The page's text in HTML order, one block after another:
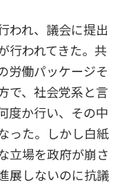
われ、議会に提出
行われてきた。共
労働パッケージそ
で、社会党系と言
度か行い、その中
った。しかし白紙
立場を政府が崩さ
展しないのに抗議